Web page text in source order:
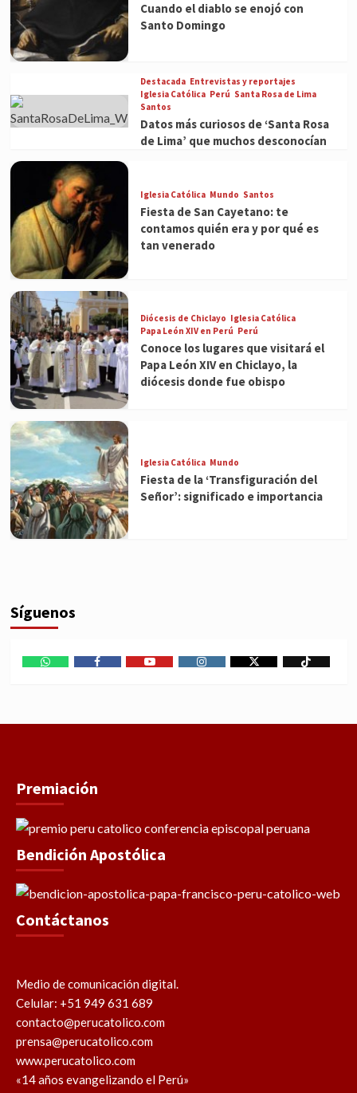
Cuando el diablo se enojó con
Santo Domingo
Destacada Entrevistas y reportajes
Iglesia Católica Perú Santa Rosa de Lima
Santos
Datos más curiosos de ‘Santa Rosa
de Lima’ que muchos desconocían
Iglesia Católica Mundo Santos
Fiesta de San Cayetano: te
contamos quién era y por qué es
tan venerado
Diócesis de Chiclayo Iglesia Católica
Papa León XIV en Perú Perú
Conoce los lugares que visitará el
Papa León XIV en Chiclayo, la
diócesis donde fue obispo
Iglesia Católica Mundo
Fiesta de la ‘Transfiguración del
Señor’: significado e importancia
Síguenos
Premiación
Bendición Apostólica
Contáctanos
Medio de comunicación digital.
Celular: +51 949 631 689
contacto@perucatolico.com
prensa@perucatolico.com
www.perucatolico.com
«14 años evangelizando el Perú»